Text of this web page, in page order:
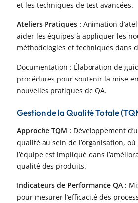
et les techniques de test avancées.
Ateliers Pratiques : Animation
aider les équipes à appliquer les
méthodologies et techniques dans
Documentation : Élaboration de
procédures pour soutenir la mise
nouvelles pratiques de QA.
Gestion de la Qualité Totale
Approche TQM : Développement
qualité au sein de l’organisation,
l’équipe est impliqué dans
qualité des produits.
Indicateurs de Performance QA :
pour mesurer l’efficacité des